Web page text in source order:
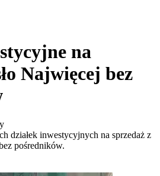
na
Najwięcej bez
działek inwestycyjnych na sprzedaż z
pośredników.